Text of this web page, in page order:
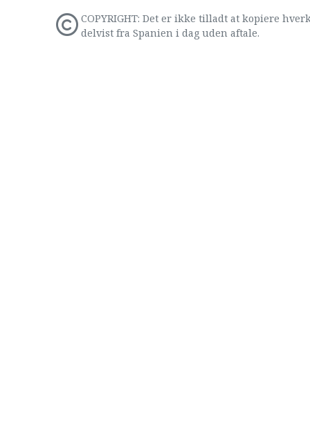
COPYRIGHT: Det er ikke tilladt at kopiere
delvist fra Spanien i dag uden aftale.